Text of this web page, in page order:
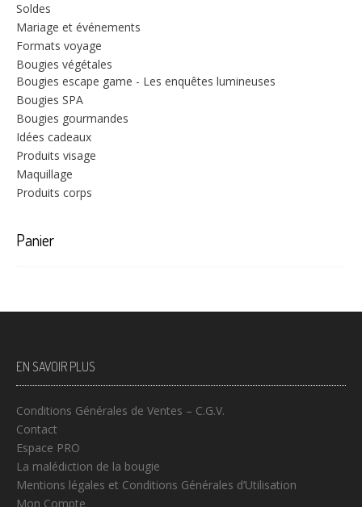
Soldes
Mariage et événements
Formats voyage
Bougies végétales
Bougies escape game - Les enquêtes lumineuses
Bougies SPA
Bougies gourmandes
Idées cadeaux
Produits visage
Maquillage
Produits corps
Panier
EN SAVOIR PLUS
Conditions Générales de Ventes – C.G.V.
Contact
Espace PRO
La malédiction de la bougie
Mentions légales et Conditions Générales d’Utilisation
Mon Compte